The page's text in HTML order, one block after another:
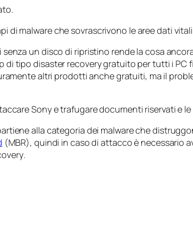
di malware che sovrascrivono le aree dati
un disco di ripristino rende la cosa
di tipodisaster recoverygratuito per tutti i PC
altri prodotti anche gratuiti, ma il
Sony e trafugare documenti riservati e
alla categoria dei malware che
(MBR), quindi in caso di attacco è necessario
.